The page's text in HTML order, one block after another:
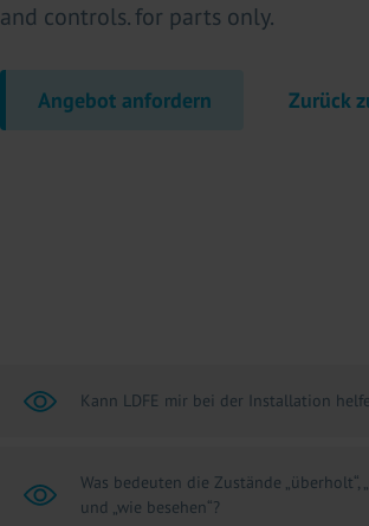
and controls. for parts only.
Angebot anfordern Zurück
Kann LDFE mir bei der Installation
Was bedeuten die Zustände „überholt“,
und „wie besehen“?